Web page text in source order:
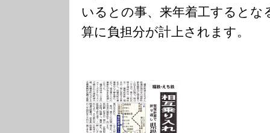
いるとの事、来年着工するとな
算に負担分が計上されます。